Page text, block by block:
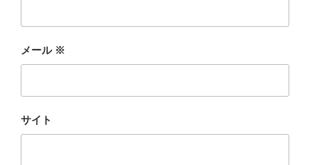
メール ※
サイト